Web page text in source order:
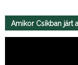
Amikor Csíkban járt